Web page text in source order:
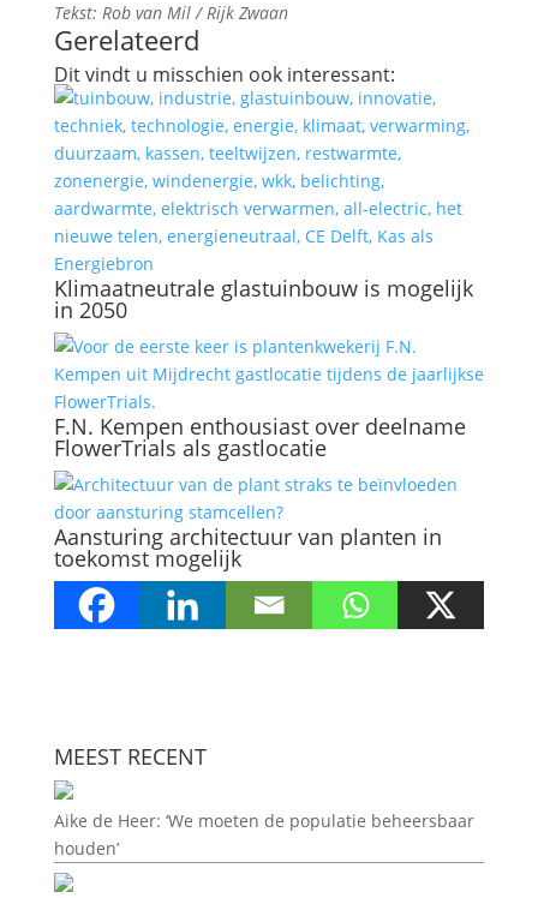
Tekst: Rob van Mil / Rijk Zwaan
Gerelateerd
Dit vindt u misschien ook interessant:
Klimaatneutrale glastuinbouw is mogelijk
in 2050
F.N. Kempen enthousiast over deelname
FlowerTrials als gastlocatie
Aansturing architectuur van planten in
toekomst mogelijk
MEEST RECENT
Aike de Heer: ‘We moeten de populatie beheersbaar
houden’